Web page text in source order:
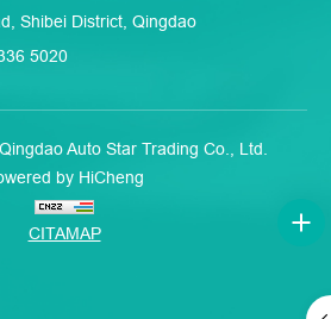
Shibei District, Qingdao
5020
Auto Star Trading Co., Ltd.
by HiCheng
CITAMAP